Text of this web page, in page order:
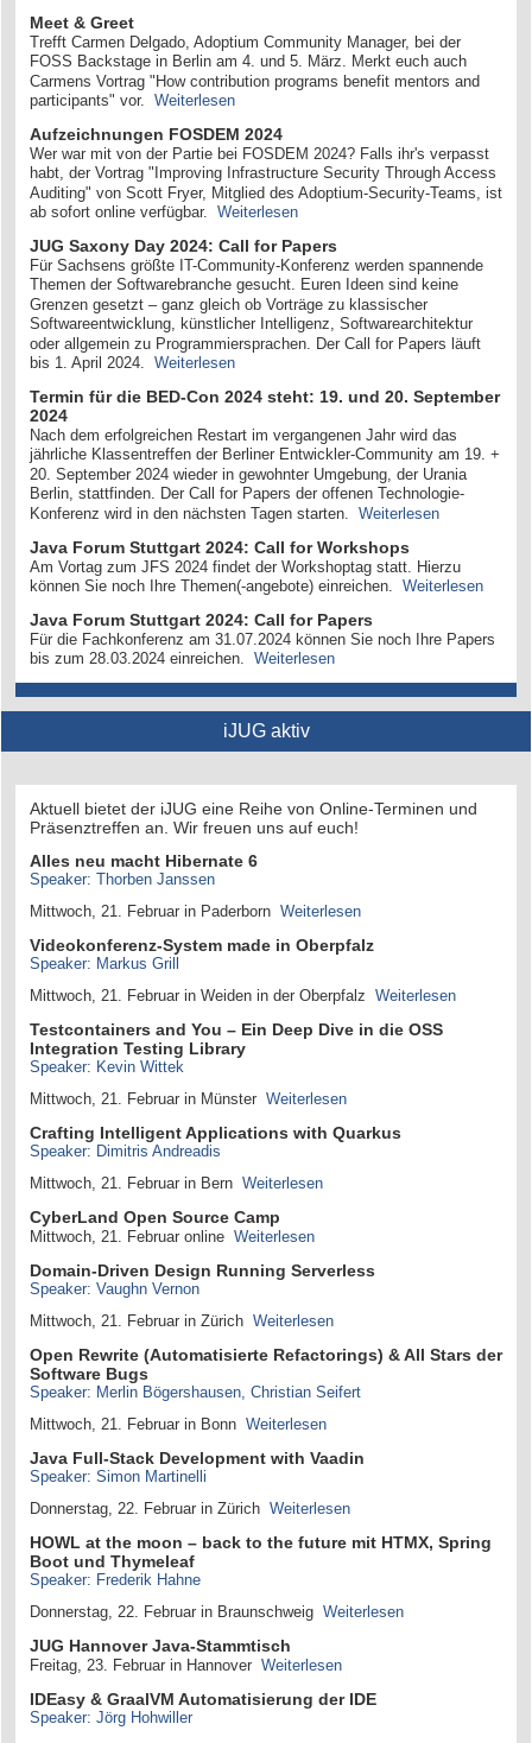
Meet & Greet
Trefft Carmen Delgado, Adoptium Community Manager, bei der
FOSS Backstage in Berlin am 4. und 5. März. Merkt euch auch
Carmens Vortrag "How contribution programs benefit mentors and
participants" vor. Weiterlesen
Aufzeichnungen FOSDEM 2024
Wer war mit von der Partie bei FOSDEM 2024? Falls ihr's verpasst
habt, der Vortrag "Improving Infrastructure Security Through Access
Auditing" von Scott Fryer, Mitglied des Adoptium-Security-Teams, ist
ab sofort online verfügbar. Weiterlesen
JUG Saxony Day 2024: Call for Papers
Für Sachsens größte IT-Community-Konferenz werden spannende
Themen der Softwarebranche gesucht. Euren Ideen sind keine
Grenzen gesetzt – ganz gleich ob Vorträge zu klassischer
Softwareentwicklung, künstlicher Intelligenz, Softwarearchitektur
oder allgemein zu Programmiersprachen. Der Call for Papers läuft
bis 1. April 2024. Weiterlesen
Termin für die BED-Con 2024 steht: 19. und 20. September
2024
Nach dem erfolgreichen Restart im vergangenen Jahr wird das
jährliche Klassentreffen der Berliner Entwickler-Community am 19. +
20. September 2024 wieder in gewohnter Umgebung, der Urania
Berlin, stattfinden. Der Call for Papers der offenen Technologie-
Konferenz wird in den nächsten Tagen starten.
Weiterlesen
Java Forum Stuttgart 2024: Call for Workshops
Am Vortag zum JFS 2024 findet der Workshoptag statt. Hierzu
können Sie noch Ihre Themen(-angebote) einreichen. Weiterlesen
Java Forum Stuttgart 2024: Call for Papers
Für die Fachkonferenz am 31.07.2024 können Sie noch Ihre Papers
bis zum 28.03.2024 einreichen. Weiterlesen
iJUG aktiv
Aktuell bietet der iJUG eine Reihe von Online-Terminen und
Präsenztreffen an. Wir freuen uns auf euch!
Alles neu macht Hibernate 6
Speaker: Thorben Janssen
Mittwoch, 21. Februar in Paderborn Weiterlesen
Videokonferenz-System made in Oberpfalz
Speaker: Markus Grill
Mittwoch, 21. Februar in Weiden in der Oberpfalz Weiterlesen
Testcontainers and You – Ein Deep Dive in die OSS
Integration Testing Library
Speaker: Kevin Wittek
Mittwoch, 21. Februar in Münster Weiterlesen
Crafting Intelligent Applications with Quarkus
Speaker: Dimitris Andreadis
Mittwoch, 21. Februar in Bern Weiterlesen
CyberLand Open Source Camp
Mittwoch, 21. Februar online Weiterlesen
Domain-Driven Design Running Serverless
Speaker: Vaughn Vernon
Mittwoch, 21. Februar in Zürich Weiterlesen
Open Rewrite (Automatisierte Refactorings) & All Stars der
Software Bugs
Speaker: Merlin Bögershausen, Christian Seifert
Mittwoch, 21. Februar in Bonn Weiterlesen
Java Full-Stack Development with Vaadin
Speaker: Simon Martinelli
Donnerstag, 22. Februar in Zürich Weiterlesen
HOWL at the moon – back to the future mit HTMX, Spring
Boot und Thymeleaf
Speaker: Frederik Hahne
Donnerstag, 22. Februar in Braunschweig Weiterlesen
JUG Hannover Java-Stammtisch
Freitag, 23. Februar in Hannover Weiterlesen
IDEasy & GraalVM Automatisierung der IDE
Speaker: Jörg Hohwiller